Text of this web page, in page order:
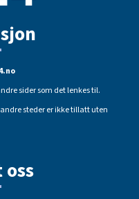
sider som det lenkes til.
steder er ikke tillatt uten